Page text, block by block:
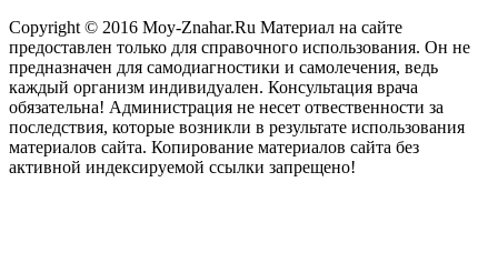
Copyright © 2016 Moy-Znahar.Ru Материал на сайте
предоставлен только для справочного использования. Он не
предназначен для самодиагностики и самолечения, ведь
каждый организм индивидуален. Консультация врача
обязательна! Администрация не несет отвественности за
последствия, которые возникли в результате использования
материалов сайта. Копирование материалов сайта без
активной индексируемой ссылки запрещено!